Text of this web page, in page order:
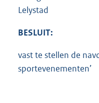
Lelystad
BESLUIT:
vast te stellen de
sportevenementen’